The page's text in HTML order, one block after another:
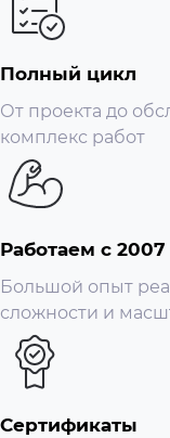
Питание
Экранное меню
Разрешение
Детектор
Управление
Дисплей
Полный цикл
От проекта до
комплекс работ
Работаем с 2007
Большой опыт
сложности и
Сертификаты